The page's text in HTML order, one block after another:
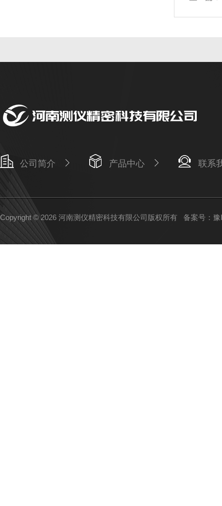
公司简介 产品中心 联系
Copyright © 2026 河南测仪精密科技有限公司版权所有 备案号：